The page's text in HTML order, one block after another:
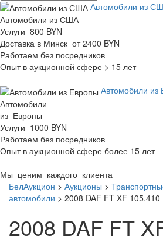
Автомобили из
Автомобили из США
Услуги 800 BYN
Доставка в Минск от 2400 BYN
Работаем без посредников
Опыт в аукционной сфере > 15 лет
Автомобили из
Автомобили
из Европы
Услуги 1000 BYN
Работаем без посредников
Опыт в аукционной сфере более 15 лет
Мы ценим каждого клиента
БелАукцион > Аукционы >
автомобили > 2008 DAF FT XF 105.410
2008 DAF FT